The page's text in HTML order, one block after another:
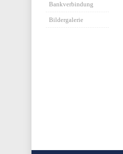
Bankverbindung
Bildergalerie